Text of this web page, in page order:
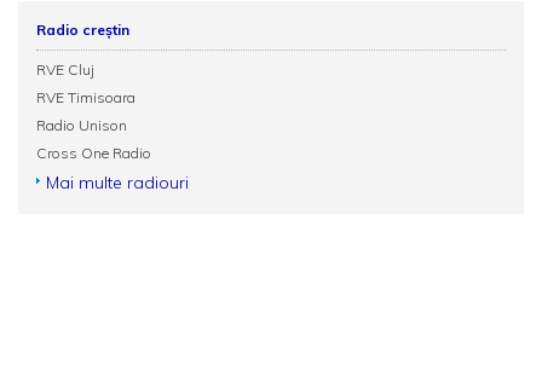
Radio creștin
RVE Cluj
RVE Timisoara
Radio Unison
Cross One Radio
Mai multe radiouri